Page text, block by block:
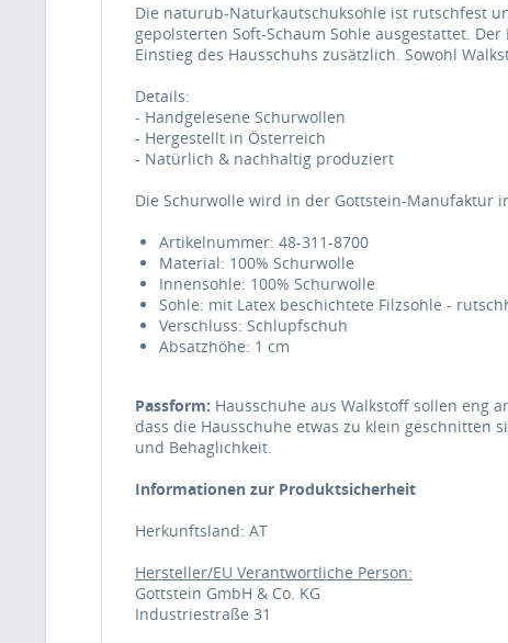
Die naturub-Naturkautschuksohle ist rutschfest
gepolsterten Soft-Schaum Sohle ausgestattet.
Einstieg des Hausschuhs zusätzlich. Sowohl
Details:
- Handgelesene Schurwollen
- Hergestellt in Österreich
- Natürlich & nachhaltig produziert
Die Schurwolle wird in der Gottstein-Manufaktur
Artikelnummer: 48-311-8700
Material: 100% Schurwolle
Innensohle: 100% Schurwolle
Sohle: mit Latex beschichtete Filzsohle -
Verschluss: Schlupfschuh
Absatzhöhe: 1 cm
Passform: Hausschuhe aus Walkstoff sollen eng
dass die Hausschuhe etwas zu klein geschnitten
und Behaglichkeit.
Informationen zur Produktsicherheit
Herkunftsland: AT
Hersteller/EU Verantwortliche Person:
Gottstein GmbH & Co. KG
Industriestraße 31